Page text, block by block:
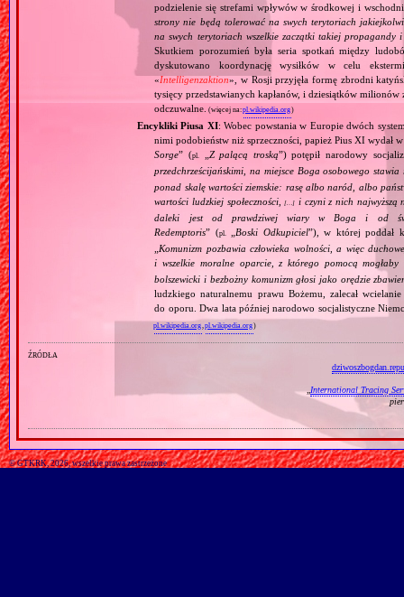
podzielenie się strefami wpływów w środkowej i
strony nie będą tolerować na swych terytoriach
na swych terytoriach wszelkie zaczątki takiej
Skutkiem porozumień była seria spotkań między
dyskutowano koordynację wysiłków w celu
«Intelligenzaktion», w Rosji przyjęła formę zbrodni
tysięcy przedstawianych kapłanów, i dziesiątków
odczuwalne. (więcej na:pl.wikipedia.org)
Encykliki Piusa XI: Wobec powstania w Europie dwóch
nimi podobieństw niż sprzeczności, papież Pius XI
Sorge” (pl. Z palącą troską”) potępił narodowy
przedchrześcijańskimi, na miejsce Boga osobowego
ponad skalę wartości ziemskie: rasę albo naród, albo
wartości ludzkiej społeczności,[…] i czyni z nich najwyższą
daleki jest od prawdziwej wiary w Boga i od
Redemptoris” (pl. Boski Odkupiciel”), w której poddał
Komunizm pozbawia człowieka wolności, a więc
i wszelkie moralne oparcie, z którego pomocą
bolszewicki i bezbożny komunizm głosi jako orędzie
ludzkiego naturalnemu prawu Bożemu, zalecał
do oporu. Dwa lata później narodowo socjalistyczne
pl.wikipedia.org ,pl.wikipedia.org)
źródła
„International Tracing
© GTKRK, 2026, wszelkie prawa zastrzeżone